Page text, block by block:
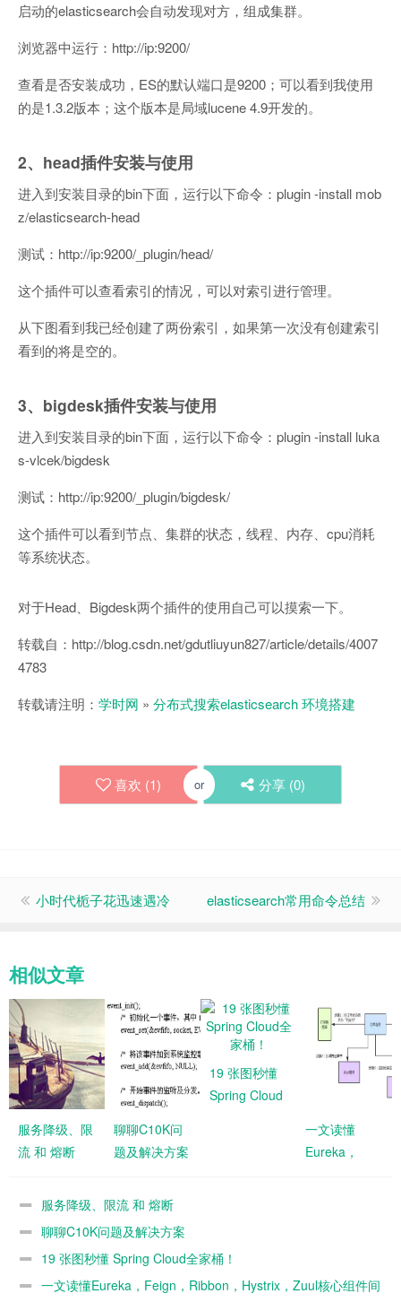
启动的elasticsearch会自动发现对方，组成集群。
浏览器中运行：http://ip:9200/
查看是否安装成功，ES的默认端口是9200；可以看到我使用
的是1.3.2版本；这个版本是局域lucene 4.9开发的。
2、head插件安装与使用
进入到安装目录的bin下面，运行以下命令：plugin -install mob
z/elasticsearch-head
测试：http://ip:9200/_plugin/head/
这个插件可以查看索引的情况，可以对索引进行管理。
从下图看到我已经创建了两份索引，如果第一次没有创建索引
看到的将是空的。
3、bigdesk插件安装与使用
进入到安装目录的bin下面，运行以下命令：plugin -install luka
s-vlcek/bigdesk
测试：http://ip:9200/_plugin/bigdesk/
这个插件可以看到节点、集群的状态，线程、内存、cpu消耗
等系统状态。
对于Head、Bigdesk两个插件的使用自己可以摸索一下。
转载自：http://blog.csdn.net/gdutliuyun827/article/details/4007
4783
转载请注明： 学时网 » 分布式搜索elasticsearch 环境搭建
喜欢 (1) or 分享 (0)
小时代栀子花迅速遇冷 elasticsearch常用命令总结
相似文章
服务降级、限
流 和 熔断
聊聊C10K问
题及解决方案
19 张图秒懂
Spring Cloud
一文读懂
Eureka，
服务降级、限流 和 熔断
聊聊C10K问题及解决方案
19 张图秒懂 Spring Cloud全家桶！
一文读懂Eureka，Feign，Ribbon，Hystrix，Zuul核心组件间